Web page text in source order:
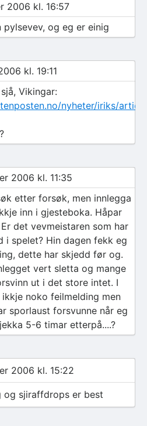
2006 kl. 16:57
pylsevev, og eg er einig
kl. 19:11
Vikingar:
nyheter/iriks/
2006 kl. 11:35
etter forsøk, men innlegga
inn i gjesteboka. Håpar
det vevmeistaren som har
i spelet? Hin dagen fekk eg
dette har skjedd før og.
vert sletta og mange
ut i det store intet. I
noko feilmelding men
sporlaust forsvunne når eg
5-6 timar etterpå....?
2006 kl. 15:22
og sjiraffdrops er best